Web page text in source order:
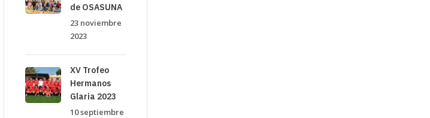
de OSASUNA
23 noviembre
2023
XV Trofeo
Hermanos
Glaria 2023
10 septiembre